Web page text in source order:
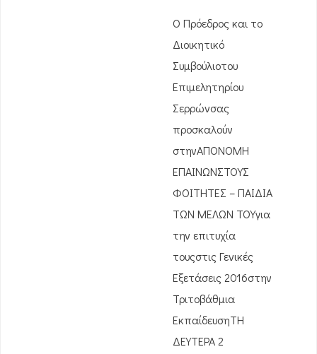
Ο Πρόεδρος και το
Διοικητικό
Συμβούλιοτου
Επιμελητηρίου
Σερρώνσας
προσκαλούν
στηνΑΠΟΝΟΜΗ
ΕΠΑΙΝΩΝΣΤΟΥΣ
ΦΟΙΤΗΤΕΣ – ΠΑΙΔΙΑ
ΤΩΝ ΜΕΛΩΝ ΤΟΥγια
την επιτυχία
τουςστις Γενικές
Εξετάσεις 2016στην
Τριτοβάθμια
ΕκπαίδευσηΤΗ
ΔΕΥΤΕΡΑ 2